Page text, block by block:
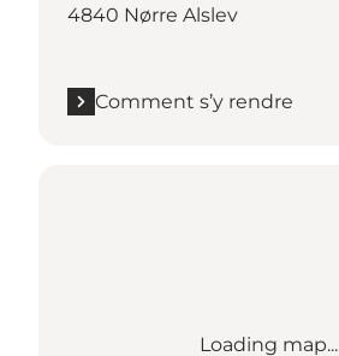
4840 Nørre Alslev
Comment s’y rendre
Loading map...